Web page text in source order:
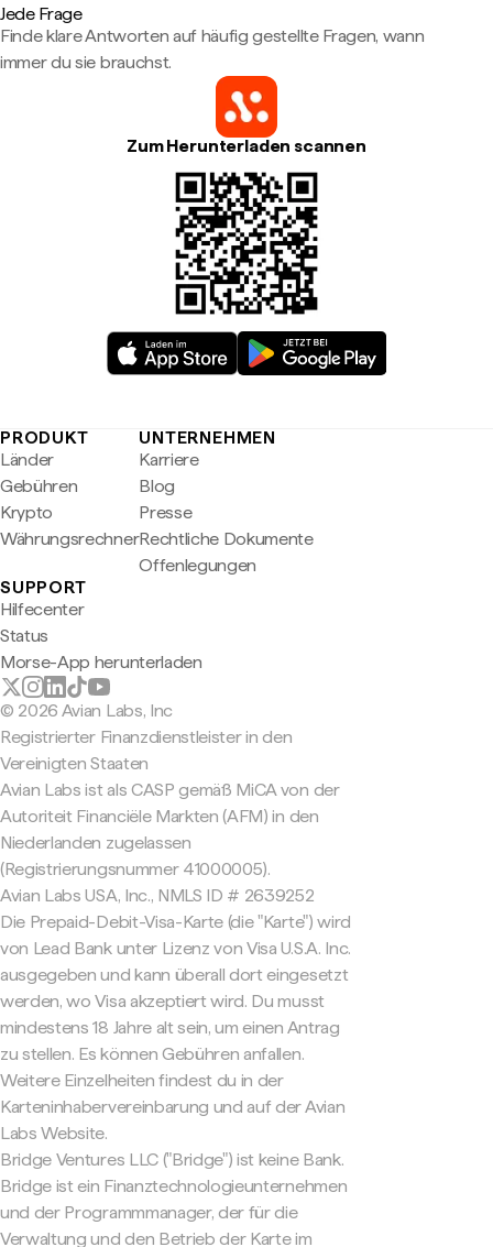
Jede Frage
Finde klare Antworten auf häufig gestellte Fragen, wann
immer du sie brauchst.
Zum Herunterladen scannen
PRODUKT
Länder
Gebühren
Krypto
Währungsrechner
UNTERNEHMEN
Karriere
Blog
Presse
Rechtliche Dokumente
Offenlegungen
SUPPORT
Hilfecenter
Status
Morse-App herunterladen
© 2026 Avian Labs, Inc
Registrierter Finanzdienstleister in den
Vereinigten Staaten
Avian Labs ist als CASP gemäß MiCA von der
Autoriteit Financiële Markten (AFM) in den
Niederlanden zugelassen
(Registrierungsnummer 41000005).
Avian Labs USA, Inc., NMLS ID # 2639252
Die Prepaid-Debit-Visa-Karte (die "Karte") wird
von Lead Bank unter Lizenz von Visa U.S.A. Inc.
ausgegeben und kann überall dort eingesetzt
werden, wo Visa akzeptiert wird. Du musst
mindestens 18 Jahre alt sein, um einen Antrag
zu stellen. Es können Gebühren anfallen.
Weitere Einzelheiten findest du in der
Karteninhabervereinbarung und auf der Avian
Labs Website.
Bridge Ventures LLC ("Bridge") ist keine Bank.
Bridge ist ein Finanztechnologieunternehmen
und der Programmmanager, der für die
Verwaltung und den Betrieb der Karte im